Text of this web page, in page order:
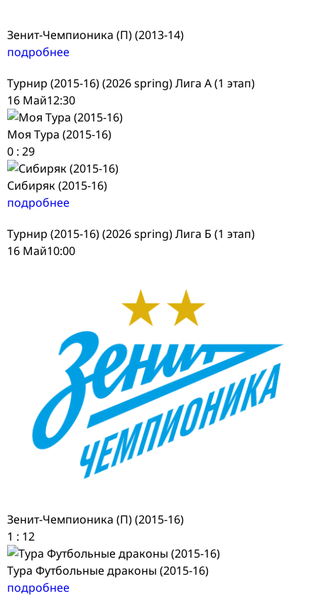
Зенит-Чемпионика (П) (2013-14)
подробнее
Турнир (2015-16) (2026 spring) Лига А (1 этап)
16 Май12:30
Моя Тура (2015-16)
0 : 29
Сибиряк (2015-16)
подробнее
Турнир (2015-16) (2026 spring) Лига Б (1 этап)
16 Май10:00
Зенит-Чемпионика (П) (2015-16)
1 : 12
Тура Футбольные драконы (2015-16)
подробнее